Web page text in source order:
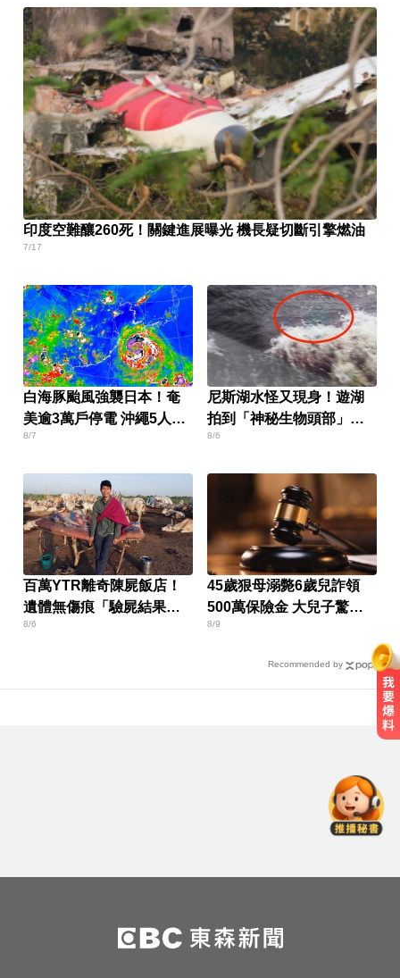
印度空難釀260死！關鍵進展曝光 機長疑切斷引擎燃油
7/17
白海豚颱風強襲日本！奄
美逾3萬戶停電 沖繩5人受
傷
8/7
尼斯湖水怪又現身！遊湖
拍到「神秘生物頭部」官
方證實了
8/6
百萬YTR離奇陳屍飯店！
遺體無傷痕「驗屍結果
曝」
8/6
45歲狠母溺斃6歲兒詐領
500萬保險金 大兒子驚
吐：媽想害死我
8/9
Recommended by
股每日最長交易23小時
睡前3個壞習慣最傷腎！醫警告：嚴
重恐洗腎